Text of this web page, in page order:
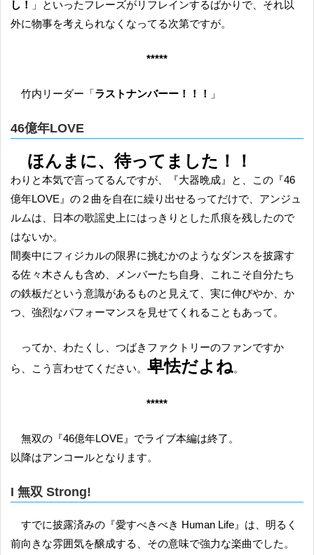
し！
」といったフレーズがリフレインするばかりで、それ以
外に物事を考えられなくなってる次第ですが。
*****
竹内リーダー「ラストナンバーー！！！ 」
46億年LOVE
ほんまに、待ってました！！
わりと本気で言ってるんですが、『大器晩成』と、この『46
億年LOVE』の２曲を自在に繰り出せるってだけで、アンジュ
ルムは、日本の歌謡史上にはっきりとした爪痕を残したので
はないか。
間奏中にフィジカルの限界に挑むかのようなダンスを披露す
る佐々木さんも含め、メンバーたち自身、これこそ自分たち
の鉄板だという意識があるものと見えて、実に伸びやか、か
つ、強烈なパフォーマンスを見せてくれることもあって。
ってか、わたくし、つばきファクトリーのファンですか
ら、こう言わせてください。 卑怯だよね。
*****
無双の『46億年LOVE』でライブ本編は終了。
以降はアンコールとなります。
I 無双 Strong!
すでに披露済みの『愛すべきべき Human Life』は、明るく
前向きな雰囲気を醸成する、その意味で強力な楽曲でした。